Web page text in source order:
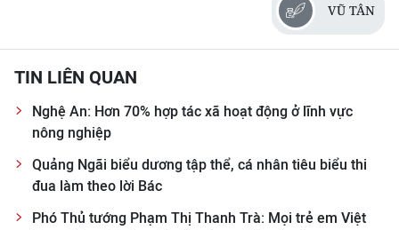
VŨ TÂN
TIN LIÊN QUAN
Nghệ An: Hơn 70% hợp tác xã hoạt động ở lĩnh vực
nông nghiệp
Quảng Ngãi biểu dương tập thể, cá nhân tiêu biểu thi
đua làm theo lời Bác
Phó Thủ tướng Phạm Thị Thanh Trà: Mọi trẻ em Việt